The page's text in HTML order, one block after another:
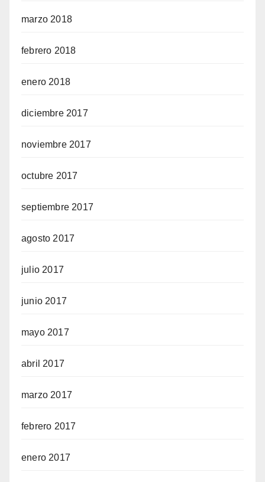
marzo 2018
febrero 2018
enero 2018
diciembre 2017
noviembre 2017
octubre 2017
septiembre 2017
agosto 2017
julio 2017
junio 2017
mayo 2017
abril 2017
marzo 2017
febrero 2017
enero 2017